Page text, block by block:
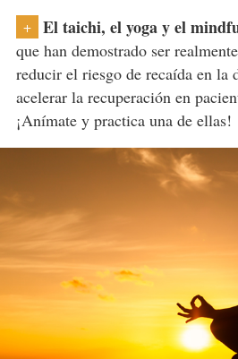
+ El taichi, el yoga y el
que han demostrado ser
reducir el riesgo de recaída en la
acelerar la recuperación en
¡Anímate y practica una de ellas!